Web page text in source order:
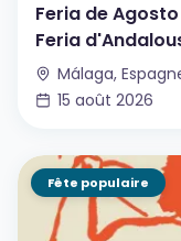
Feria de
Feria
Málaga,
15 août 2026
Fête populaire